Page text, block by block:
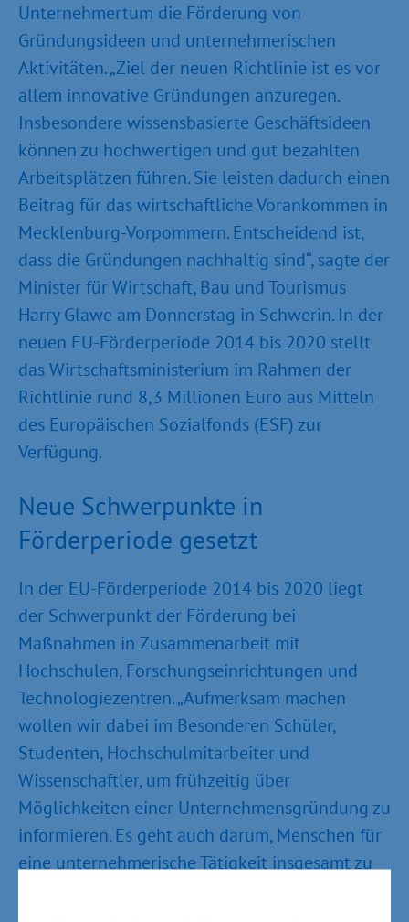
Unternehmertum die Förderung von
Gründungsideen und unternehmerischen
Aktivitäten. „Ziel der neuen Richtlinie ist es vor
allem innovative Gründungen anzuregen.
Insbesondere wissensbasierte Geschäftsideen
können zu hochwertigen und gut bezahlten
Arbeitsplätzen führen. Sie leisten dadurch einen
Beitrag für das wirtschaftliche Vorankommen in
Mecklenburg-Vorpommern. Entscheidend ist,
dass die Gründungen nachhaltig sind“, sagte der
Minister für Wirtschaft, Bau und Tourismus
Harry Glawe am Donnerstag in Schwerin. In der
neuen EU-Förderperiode 2014 bis 2020 stellt
das Wirtschaftsministerium im Rahmen der
Richtlinie rund 8,3 Millionen Euro aus Mitteln
des Europäischen Sozialfonds (ESF) zur
Verfügung.
Neue Schwerpunkte in
Förderperiode gesetzt
In der EU-Förderperiode 2014 bis 2020 liegt
der Schwerpunkt der Förderung bei
Maßnahmen in Zusammenarbeit mit
Hochschulen, Forschungseinrichtungen und
Technologiezentren. „Aufmerksam machen
wollen wir dabei im Besonderen Schüler,
Studenten, Hochschulmitarbeiter und
Wissenschaftler, um frühzeitig über
Möglichkeiten einer Unternehmensgründung zu
informieren. Es geht auch darum, Menschen für
eine unternehmerische Tätigkeit insgesamt zu